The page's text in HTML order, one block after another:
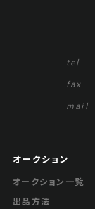
tel
fax
mail
オークション
オークション一覧
出品方法